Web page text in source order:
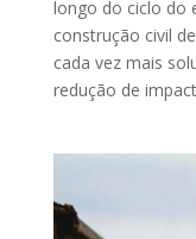
longo do ciclo do
construção civil
cada vez mais
redução de